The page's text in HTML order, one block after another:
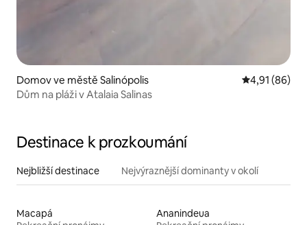
Domov ve městě Salinópolis Průměrné
4,91 (86)
Dům na pláži v Atalaia Salinas
Destinace k prozkoumání
Nejbližší destinace Nejvýraznější dominanty v okolí
Macapá
Ananindeua